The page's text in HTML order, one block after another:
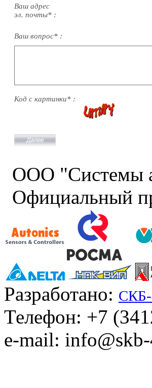
Ваш адрес
эл. почты* :
Ваш вопрос* :
Код с картинки* :
ООО "Системы
Официальный
Разработано:
Телефон: +7
e-mail: